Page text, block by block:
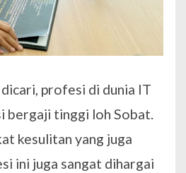
dicari, profesi di dunia IT
bergaji tinggi loh Sobat.
kesulitan yang juga
ini juga sangat dihargai